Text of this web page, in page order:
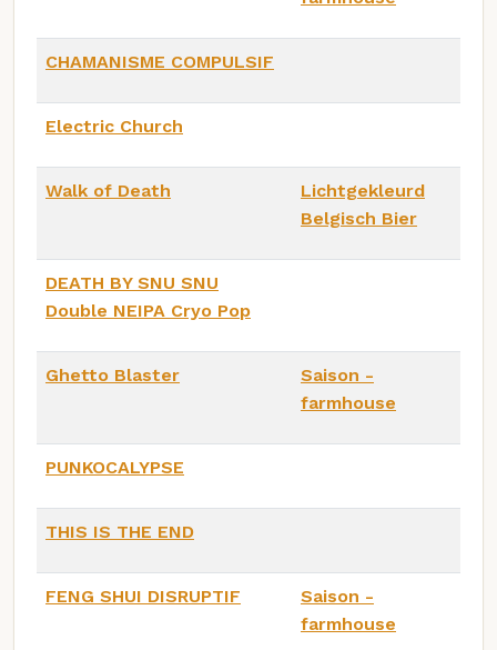
CHAMANISME COMPULSIF
Electric Church
Walk of Death
Lichtgekleurd
Belgisch Bier
DEATH BY SNU SNU
Double NEIPA Cryo Pop
Ghetto Blaster
Saison -
farmhouse
PUNKOCALYPSE
THIS IS THE END
FENG SHUI DISRUPTIF
Saison -
farmhouse